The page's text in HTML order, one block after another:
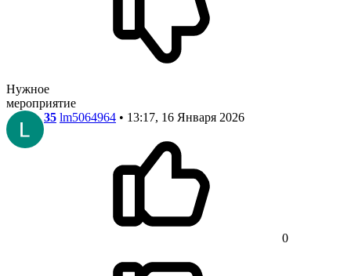
Нужное
мероприятие
35 lm5064964 • 13:17, 16 Января 2026
0